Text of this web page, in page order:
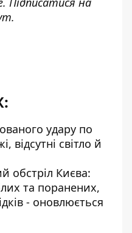
.
удару по
відсутні світло й
обстріл Києва:
та поранених,
- оновлюється